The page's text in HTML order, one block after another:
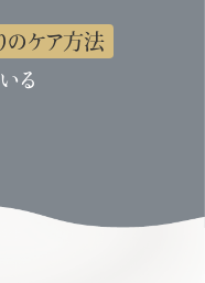
のケア方法
る